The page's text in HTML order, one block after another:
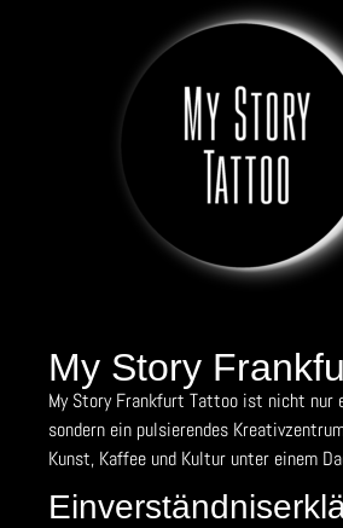
My Story
My Story Frankfurt Tattoo ist nicht nur
sondern ein pulsierendes
Kunst, Kaffee und Kultur unter einem